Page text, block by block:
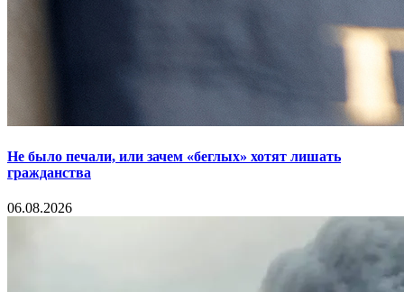
Не было печали, или зачем «беглых» хотят лишать
гражданства
06.08.2026